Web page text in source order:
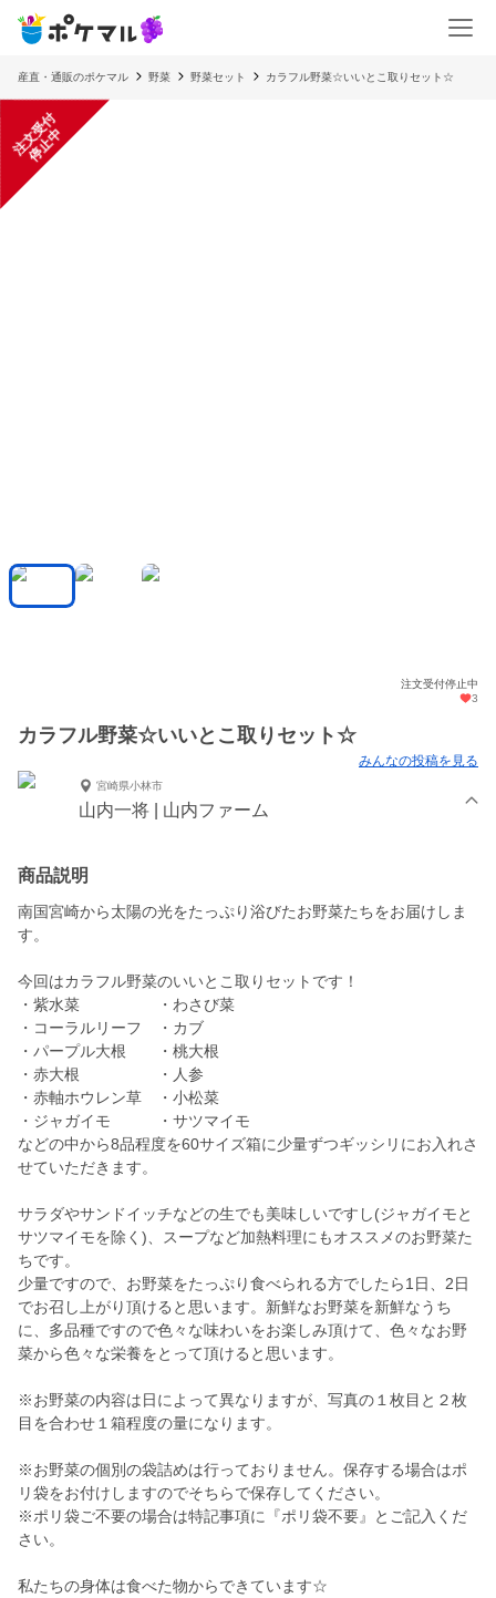
産直・通販のポケマル 野菜 野菜セット カラフル野菜☆いいとこ取りセット☆
注
文
受
付
停
止
中
注文受付停止中
3
カラフル野菜☆いいとこ取りセット☆
みんなの投稿を見る
宮崎県小林市
山内一将 | 山内ファーム
商品説明
南国宮崎から太陽の光をたっぷり浴びたお野菜たちをお届けしま
す。
今回はカラフル野菜のいいとこ取りセットです！
・紫水菜 ・わさび菜
・コーラルリーフ ・カブ
・パープル大根 ・桃大根
・赤大根 ・人参
・赤軸ホウレン草 ・小松菜
・ジャガイモ ・サツマイモ
などの中から8品程度を60サイズ箱に少量ずつギッシリにお入れさ
せていただきます。
サラダやサンドイッチなどの生でも美味しいですし(ジャガイモと
サツマイモを除く)、スープなど加熱料理にもオススメのお野菜た
ちです。
少量ですので、お野菜をたっぷり食べられる方でしたら1日、2日
でお召し上がり頂けると思います。新鮮なお野菜を新鮮なうち
に、多品種ですので色々な味わいをお楽しみ頂けて、色々なお野
菜から色々な栄養をとって頂けると思います。
※お野菜の内容は日によって異なりますが、写真の１枚目と２枚
目を合わせ１箱程度の量になります。
※お野菜の個別の袋詰めは行っておりません。保存する場合はポ
リ袋をお付けしますのでそちらで保存してください。
※ポリ袋ご不要の場合は特記事項に『ポリ袋不要』とご記入くだ
さい。
私たちの身体は食べた物からできています☆